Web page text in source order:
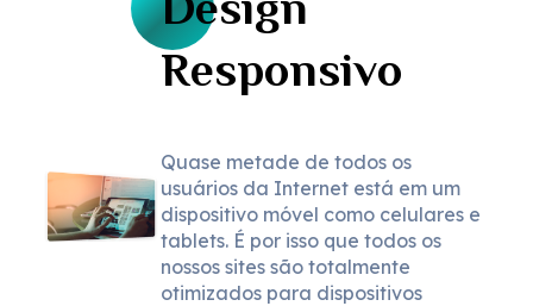
Responsivo
Quase metade de todos os
usuários da Internet está em um
dispositivo móvel como celulares e
tablets. É por isso que todos os
nossos sites são totalmente
otimizados para dispositivos